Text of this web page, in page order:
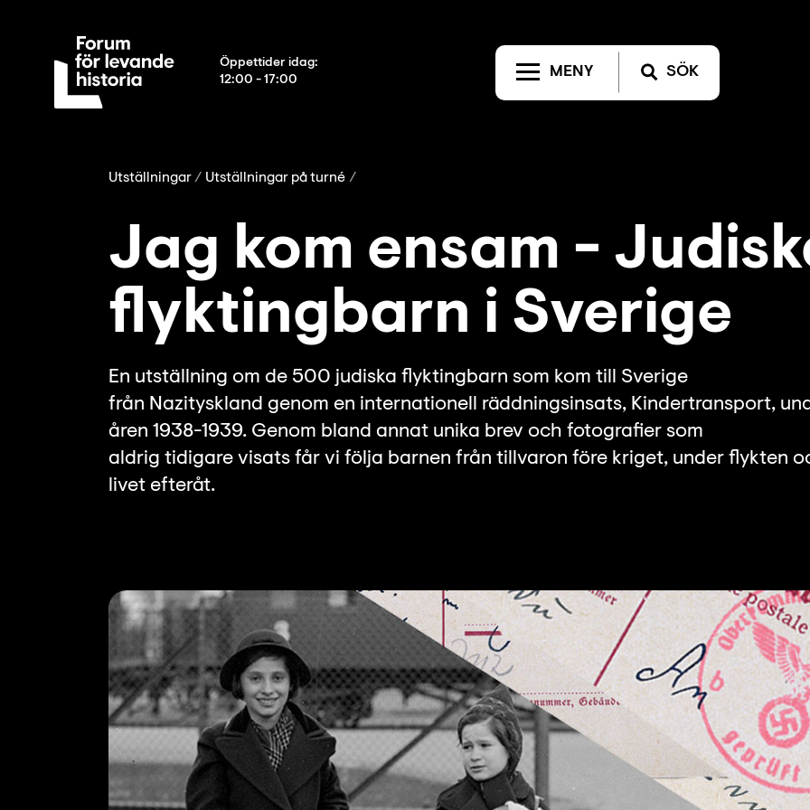
Öppettider idag:
12:00 - 17:00
MENY SÖK
Utställningar Utställningar på turné
Jag kom ensam -
flyktingbarn i Sverige
En utställning om de 500 judiska flyktingbarn som kom till Sverige
från Nazityskland genom en internationell räddningsinsats, Kindertransport,
åren 1938-1939. Genom bland annat unika brev och fotografier som
aldrig tidigare visats får vi följa barnen från tillvaron före kriget, under flykten
livet efteråt.